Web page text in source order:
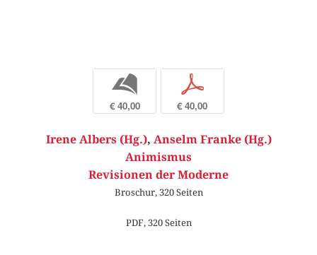
b
€ 40,00
p
€ 40,00
Irene Albers (Hg.), Anselm Franke (Hg.)
Animismus
Revisionen der Moderne
Broschur, 320 Seiten
PDF, 320 Seiten